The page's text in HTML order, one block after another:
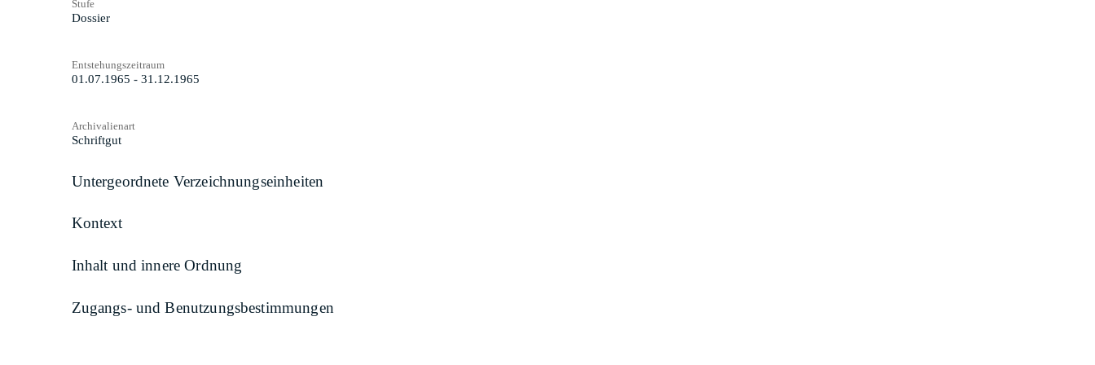
Stufe
Dossier
Entstehungszeitraum
01.07.1965 - 31.12.1965
Archivalienart
Schriftgut
Untergeordnete Verzeichnungseinheiten
Kontext
Inhalt und innere Ordnung
Zugangs- und Benutzungsbestimmungen